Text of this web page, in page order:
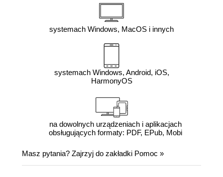
systemach Windows, MacOS i innych
systemach Windows, Android, iOS,
HarmonyOS
na dowolnych urządzeniach i aplikacjach
obsługujących formaty: PDF, EPub, Mobi
Masz pytania? Zajrzyj do zakładki Pomoc »